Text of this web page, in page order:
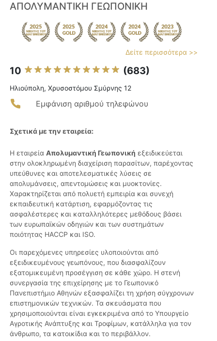
ΑΠΟΛΥΜΑΝΤΙΚΗ ΓΕΩΠΟΝΙΚΗ
Δείτε περισσότερα >>
10 (683)
Ηλιούπολη, Χρυσοστόμου Σμύρνης 12
Εμφάνιση αριθμού τηλεφώνου
Σχετικά με την εταιρεία:
Η εταιρεία Απολυμαντική Γεωπονική εξειδικεύεται
στην ολοκληρωμένη διαχείριση παρασίτων, παρέχοντας
υπεύθυνες και αποτελεσματικές λύσεις σε
απολυμάνσεις, απεντομώσεις και μυοκτονίες.
Χαρακτηρίζεται από πολυετή εμπειρία και συνεχή
εκπαιδευτική κατάρτιση, εφαρμόζοντας τις
ασφαλέστερες και καταλληλότερες μεθόδους βάσει
των ευρωπαϊκών οδηγιών και των συστημάτων
ποιότητας HACCP και ISO.
Οι παρεχόμενες υπηρεσίες υλοποιούνται από
εξειδικευμένους γεωπόνους, που διασφαλίζουν
εξατομικευμένη προσέγγιση σε κάθε χώρο. Η στενή
συνεργασία της επιχείρησης με το Γεωπονικό
Πανεπιστήμιο Αθηνών εξασφαλίζει τη χρήση σύγχρονων
επιστημονικών τεχνικών. Τα σκευάσματα που
χρησιμοποιούνται είναι εγκεκριμένα από το Υπουργείο
Αγροτικής Ανάπτυξης και Τροφίμων, κατάλληλα για τον
άνθρωπο, τα κατοικίδια και το περιβάλλον.